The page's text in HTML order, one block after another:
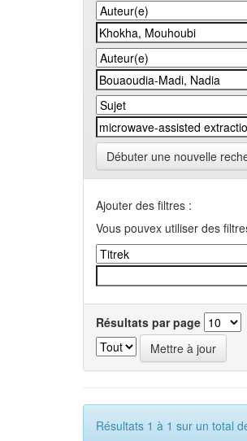
Débuter une nouvelle
Ajouter des filtres :
Vous pouvex utiliser des
Résultats par page
Résultats 1 à 1 sur un total